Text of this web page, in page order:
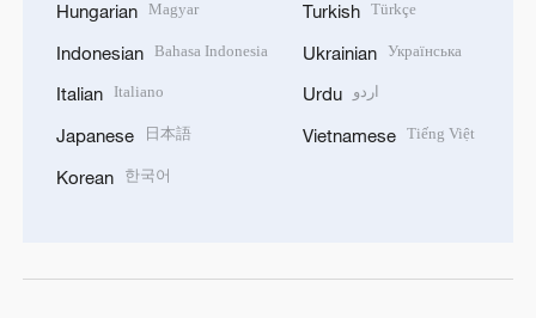
Hungarian Magyar
Indonesian Bahasa Indonesia
Italian Italiano
Japanese 日本語
Korean 한국어
Turkish Türkçe
Ukrainian Українська
Urdu اردو
Vietnamese Tiếng Việt